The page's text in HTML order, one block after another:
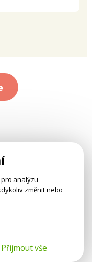
analýzu
změnit nebo
Přijmout vše